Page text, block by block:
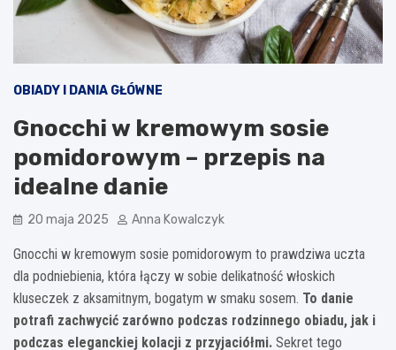
OBIADY I DANIA GŁÓWNE
Gnocchi w kremowym sosie
pomidorowym – przepis na
idealne danie
20 maja 2025 Anna Kowalczyk
Gnocchi w kremowym sosie pomidorowym to prawdziwa uczta
dla podniebienia, która łączy w sobie delikatność włoskich
kluseczek z aksamitnym, bogatym w smaku sosem. To danie
potrafi zachwycić zarówno podczas rodzinnego obiadu, jak i
podczas eleganckiej kolacji z przyjaciółmi. Sekret tego